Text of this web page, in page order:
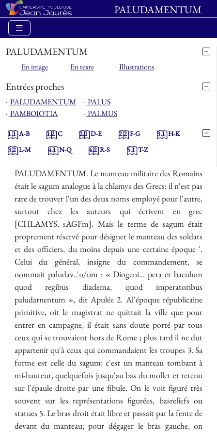
PALUDAMENTUM
PALUDAMENTUM
En image En texte Illustrations
Entrées proches
⋅ PALUDAMENTUM ⋅ PALUS
⋅ PAMBOIOTIA ⋅ PALMUS
1.1A-B 1.2C 2.1D-E 2.2F-G 3.1H-K
3.2L-M 4.1N-Q 4.2R-S 5.1T-Z
PALUDAMENTUM. Le manteau militaire des Romains
était le sagum analogue à la chlamys des Grecs; il n'est pas
rare de trouver l'un des deux noms employé pour l'autre,
surtout chez les auteurs qui écrivent en grec
[CHLAMYS, sAGFm]. Mais le terme de sagum était
proprement réservé pour désigner le manteau des soldats
et des officiers, du moins depuis une certaine époque '.
Celui du général, insigne du commandement, se
nommait paludav..'n/um : « Diogeni... pera et baculum
quod regibus diadema, quod imperatoribus
paludarnentum », dit Apulée 2. Al'époque républicaine
primitive, oit le magistrat ne quittait la ville que pour
entrer en campagne, il était sans doute porté par tous
ceux qui se trouvaient hors de Rome ; plus tard il ne dut
appartenir qu'à ceux qui commandaient les troupes 3. Sa
forme est celle du sagum; c'est un manteau tombant à
mi-hauteur, quelquefois jusqu'au bas du mollet et retenu
sur l'épaule droite par une fibule. On le voit figuré très
souvent sur les représentations figurées, basreliefs ou
statues 5. Le bras droit était libre et passait par la fente de
devant du manteau; pour dégager le bras gauche, on